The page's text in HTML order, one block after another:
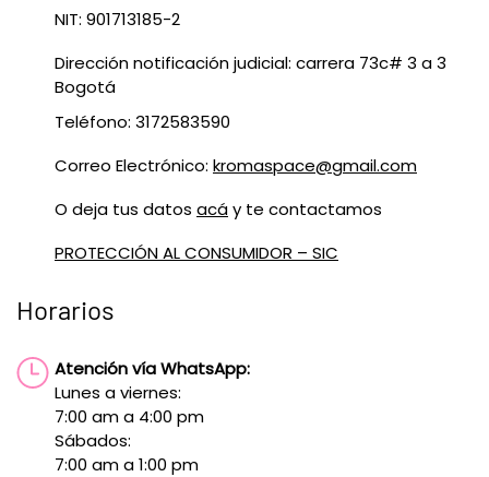
NIT: 901713185-2
Dirección notificación judicial: carrera 73c# 3 a 3
Bogotá
Teléfono: 3172583590
Correo Electrónico: kromaspace@gmail.com
O deja tus datos acáy te contactamos
PROTECCIÓN AL CONSUMIDOR – SIC
Horarios
Atención vía WhatsApp:
Lunes a viernes:
7:00 am a 4:00 pm
Sábados:
7:00 am a 1:00 pm